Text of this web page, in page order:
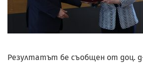
Резултатът бе съобщен от доц.